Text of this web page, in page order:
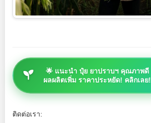
🌟 แนะนำ ปุ๋ย ยาปราบฯ คุณภาพดี
ผลผลิตเพิ่ม ราคาประหยัด! คลิกเลย!
ติดต่อเรา: